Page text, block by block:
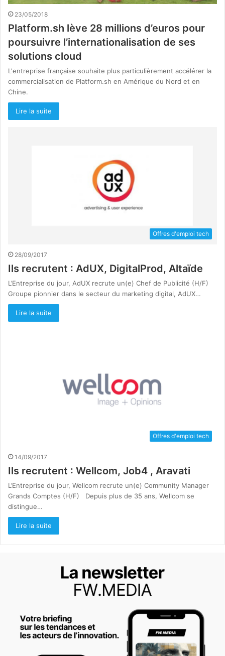
23/05/2018
Platform.sh lève 28 millions d’euros pour
poursuivre l’internationalisation de ses
solutions cloud
L'entreprise française souhaite plus particulièrement accélérer la
commercialisation de Platform.sh en Amérique du Nord et en
Chine.
Lire la suite
Offres d'emploi tech
28/09/2017
Ils recrutent : AdUX, DigitalProd, Altaïde
L’Entreprise du jour, AdUX recrute un(e) Chef de Publicité (H/F)
Groupe pionnier dans le secteur du marketing digital, AdUX…
Lire la suite
Offres d'emploi tech
14/09/2017
Ils recrutent : Wellcom, Job4 , Aravati
L’Entreprise du jour, Wellcom recrute un(e) Community Manager
Grands Comptes (H/F) Depuis plus de 35 ans, Wellcom se
distingue…
Lire la suite